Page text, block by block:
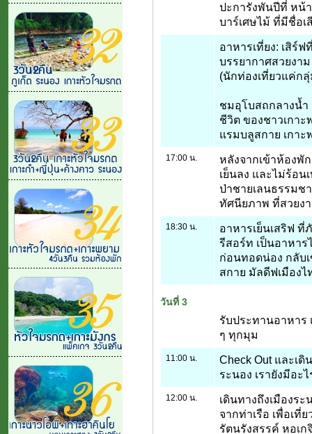
ปะการังพันปีที่ หน้
บาร์เศษไม้ ที่มีชื่อเ
อาหารเที่ยง: เสิร์
บรรยากาศสวยงา
(นักท่องเที่ยวแค่กลุ่
ชมอุโบสถกลางน้
ชีวิต ของชาวเกาะ
แรมบลูสกาย เกา
17:00 น.
หลังจากเข้าห้องพั
เย็นลง และไม่ร้อน
ป่าชายเลนธรรมช
ทัศนียภาพ ที่สวยง
18:30 น.
อาหารเย็นเสริฟ
รีสอร์ท เป็นอาหา
ก่อนทอดน่อง กลับ
สกาย มัลดีฟเมืองไ
วันที่ 3
รับประทานอาหาร
ๆ ทุกมุม
11:00 น.
Check Out และเ
ระนอง เรายังมีอะ
12:00 น.
เดินทางถึงเมืองร
จากท่าเรือ เพื่อเที่
รัตนรังสรรค์ หอเก